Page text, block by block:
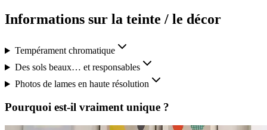
Informations sur la teinte / le décor
Tempérament chromatique
Des sols beaux… et responsables
Photos de lames en haute résolution
Pourquoi est-il vraiment unique ?